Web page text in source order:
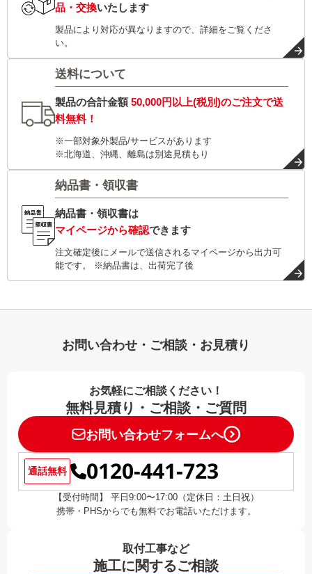
品・交換いたします
製品により対応が異なりますので、詳細をご覧くださ
い。
送料について
製品の合計金額50,000円以上(税別)のご注文で送
料無料！
※一部対象外製品/サービスがあります
※北海道、沖縄、離島は別途見積もり
納品書・領収書
納品書・領収書は
マイページから確認できます
注文確定後にメールで送信されるマイページから出力可
能です。 ※納品書は、出荷完了後
お問い合わせ・ご相談・お見積り
お気軽にご相談ください！
無料見積り・ご相談・ご質問
お問い合わせフォームへ
通話無料 0120-441-723
【受付時間】 平日9:00〜17:00（定休日：土日祝）
携帯・PHSからでも無料でお電話いただけます。
取付工事など
施工に関するご相談